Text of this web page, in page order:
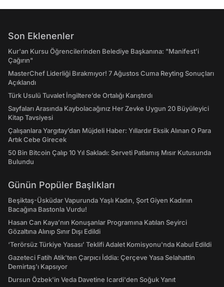
Son Eklenenler
Kur'an Kursu Öğrencilerinden Belediye Başkanına: "Manifest’i
Çağırın"
MasterChef Liderliği Bırakmıyor! 7 Ağustos Cuma Reyting Sonuçları
Açıklandı
Türk Usulü Tuvalet İngiltere’de Ortalığı Karıştırdı
Sayfaları Arasında Kaybolacağınız Her Zevke Uygun 20 Büyüleyici
Kitap Tavsiyesi
Çalışanlara Yargıtay’dan Müjdeli Haber: Yıllardır Eksik Alınan O Para
Artık Cebe Girecek
50 Bin Bitcoin Çalıp 10 Yıl Sakladı: Serveti Patlamış Mısır Kutusunda
Bulundu
Günün Popüler Başlıkları
Beşiktaş-Üsküdar Vapurunda Yaşlı Kadın, Şort Giyen Kadının
Bacağına Bastonla Vurdu!
Hasan Can Kaya’nın Konuşanlar Programına Katılan Seyirci
Gözaltına Alınıp Sınır Dışı Edildi
‘Terörsüz Türkiye Yasası’ Teklifi Adalet Komisyonu'nda Kabul Edildi
Gazeteci Fatih Atik'ten Çarpıcı İddia: Çerçeve Yasa Selahattin
Demirtaş'ı Kapsıyor
Dursun Özbek'in Veda Davetine Icardi'den Soğuk Yanıt